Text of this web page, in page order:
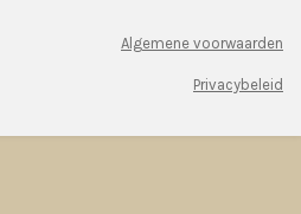
Algemene voorwaarden
Privacybeleid